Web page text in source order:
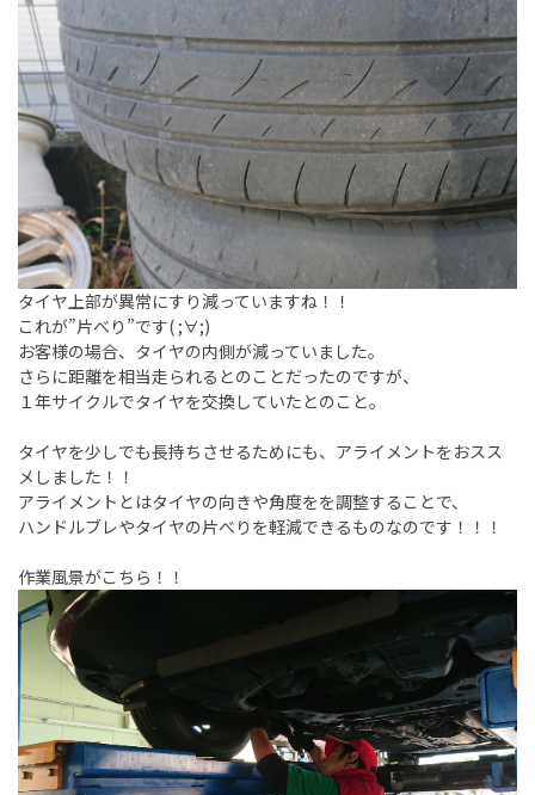
タイヤ上部が異常にすり減っていますね！！
これが”片べり”です( ;∀;)
お客様の場合、タイヤの内側が減っていました。
さらに距離を相当走られるとのことだったのですが、
１年サイクルでタイヤを交換していたとのこと。
タイヤを少しでも長持ちさせるためにも、アライメントをおスス
メしました！！
アライメントとはタイヤの向きや角度をを調整することで、
ハンドルブレやタイヤの片べりを軽減できるものなのです！！！
作業風景がこちら！！